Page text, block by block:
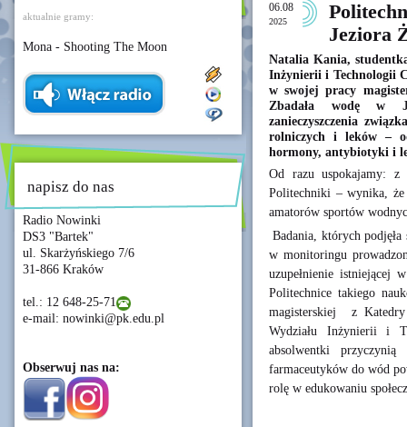
aktualnie gramy:
Mona - Shooting The Moon
napisz do nas
Radio Nowinki
DS3 "Bartek"
ul. Skarżyńskiego 7/6
31-866 Kraków
tel.: 12 648-25-71
e-mail: nowinki@pk.edu.pl
Obserwuj nas na:
06.08
2025
Jeziora
Natalia Kania,
Inżynierii i Technologii
w swojej pracy
Zbadała wodę w
zanieczyszczenia
rolniczych i leków –
hormony, antybiotyki i
Od razu uspokajamy:
Politechniki – wynika, że
amatorów sportów
Badania, których
w monitoringu
uzupełnienie istniejącej
Politechnice takiego
magisterskiej z
Wydziału Inżynierii i
absolwentki
farmaceutyków do wód
rolę w edukowaniu